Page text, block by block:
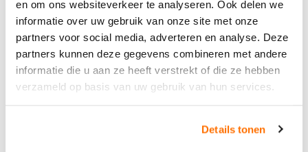
en om ons websiteverkeer te analyseren. Ook delen we
informatie over uw gebruik van onze site met onze
partners voor social media, adverteren en analyse. Deze
partners kunnen deze gegevens combineren met andere
informatie die u aan ze heeft verstrekt of die ze hebben
verzameld op basis van uw gebruik van hun services.
Details tonen
waardoor hij uitermate geshikt is om zowel binnen als buiten
mee te spelen.
Lees de volledige beschrijving
Technische specificaties
Garantie
3 Jaar